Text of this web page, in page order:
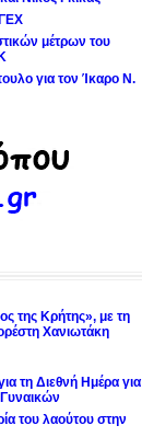
μέτρων του
για τον Ίκαρο Ν.
της Κρήτης», με τη
Χανιωτάκη
τη Διεθνή Ημέρα για
του λαούτου στην